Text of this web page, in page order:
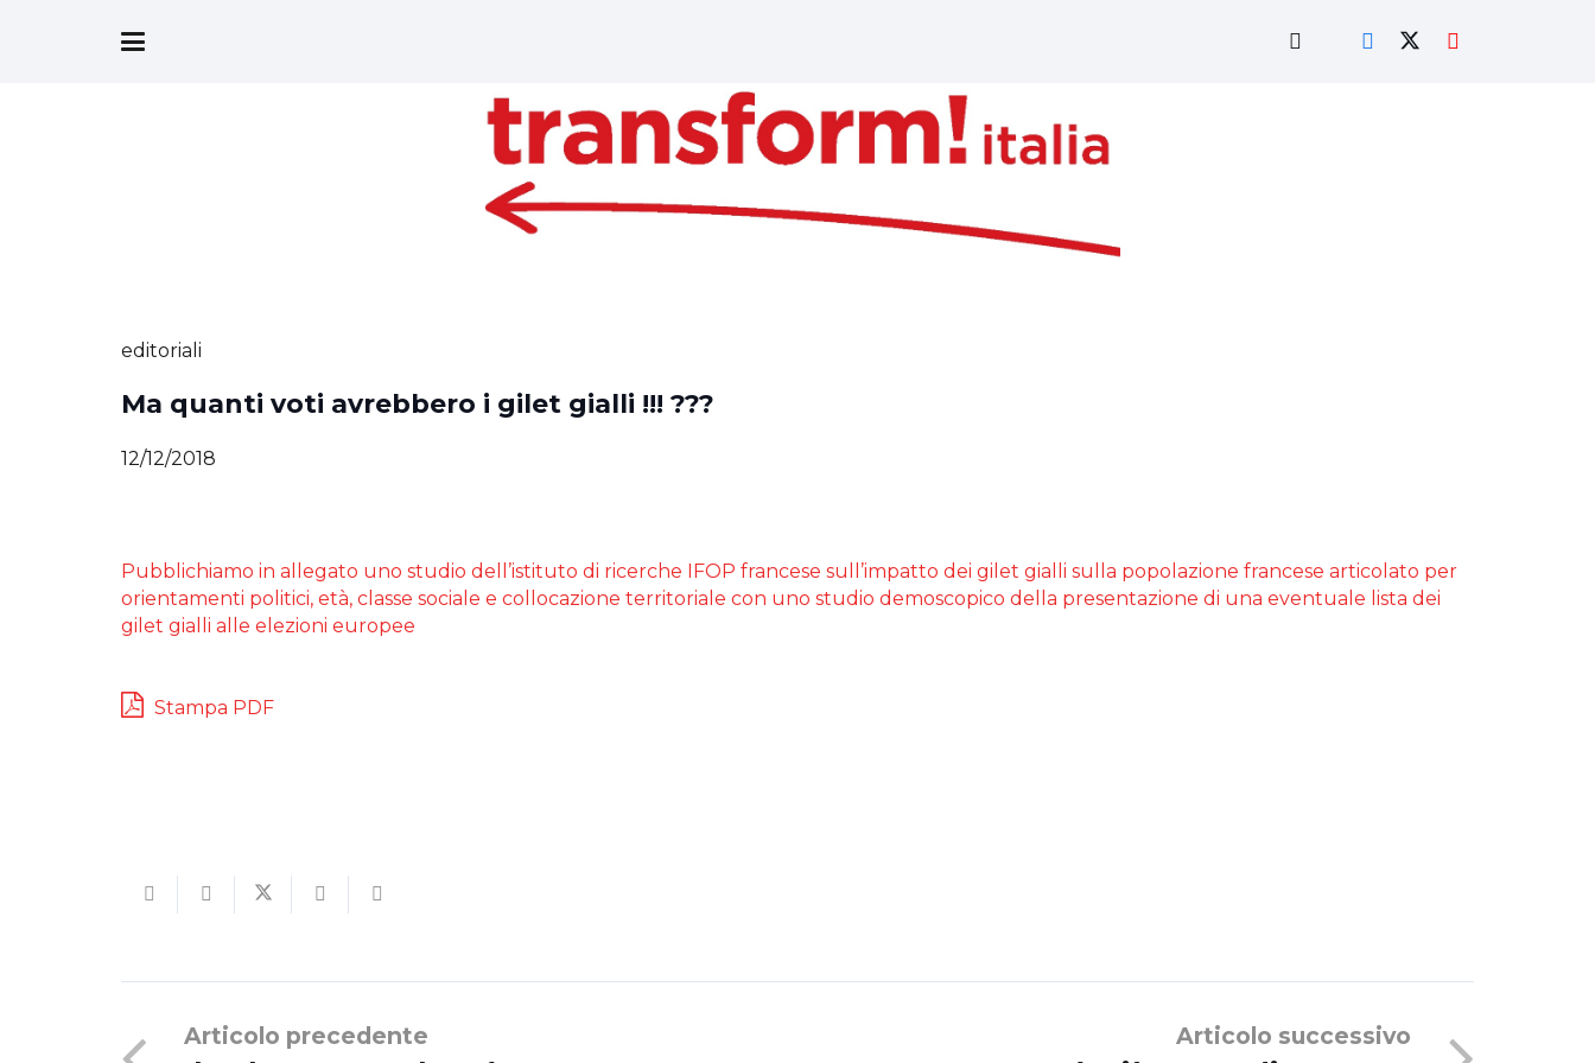
editoriali
Ma quanti voti avrebbero i gilet gialli !!! ???
12/12/2018
Pubblichiamo in allegato uno studio dell’istituto di ricerche IFOP francese sull’impatto dei gilet gialli sulla popolazione francese articolato per
orientamenti politici, età, classe sociale e collocazione territoriale con uno studio demoscopico della presentazione di una eventuale lista dei
gilet gialli alle elezioni europee
Stampa PDF
Articolo precedente Articolo successivo